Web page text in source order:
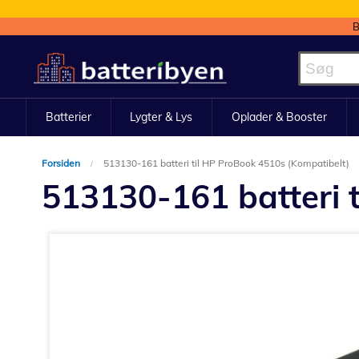
to
Content
Batterier Lygter & Lys Oplader & Booster
Forsiden 513130-161 batteri til HP ProBook 4510s (Kompatibelt)
513130-161 batteri